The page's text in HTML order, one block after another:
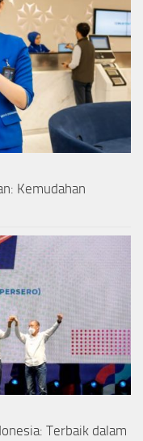
Kemudahan
Terbaik dalam